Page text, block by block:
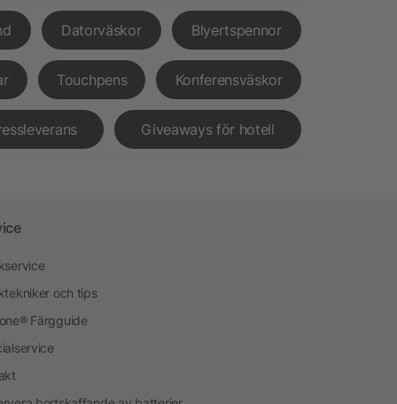
Datorväskor Blyertspennor
Touchpens Konferensväskor
Giveaways för hotell
och tips
Färgguide